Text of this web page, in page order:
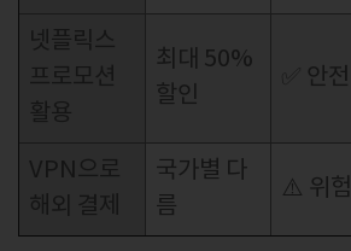
넷플릭스
프로모션
활용
최대 50%
할인
✅ 안전
VPN으로
해외 결제
국가별 다
름
⚠️ 위험